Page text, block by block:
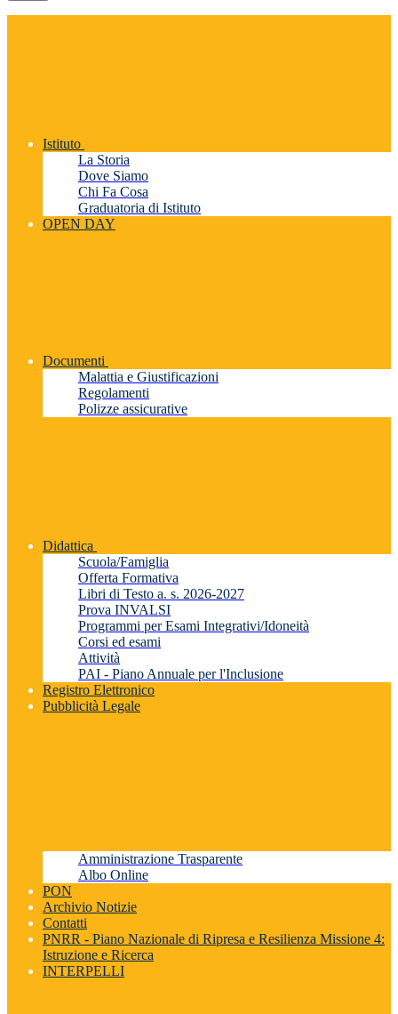
Istituto
La Storia
Dove Siamo
Chi Fa Cosa
Graduatoria di Istituto
OPEN DAY
Documenti
Malattia e Giustificazioni
Regolamenti
Polizze assicurative
Didattica
Scuola/Famiglia
Offerta Formativa
Libri di Testo a. s. 2026-2027
Prova INVALSI
Programmi per Esami Integrativi/Idoneità
Corsi ed esami
Attività
PAI - Piano Annuale per l'Inclusione
Registro Elettronico
Pubblicità Legale
Amministrazione Trasparente
Albo Online
PON
Archivio Notizie
Contatti
PNRR - Piano Nazionale di Ripresa e Resilienza Missione 4:
Istruzione e Ricerca
INTERPELLI